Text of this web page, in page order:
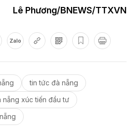
Lê Phương/BNEWS/TTXVN
Zalo
tin tức đà nẵng
nẵng xúc tiến đầu tư